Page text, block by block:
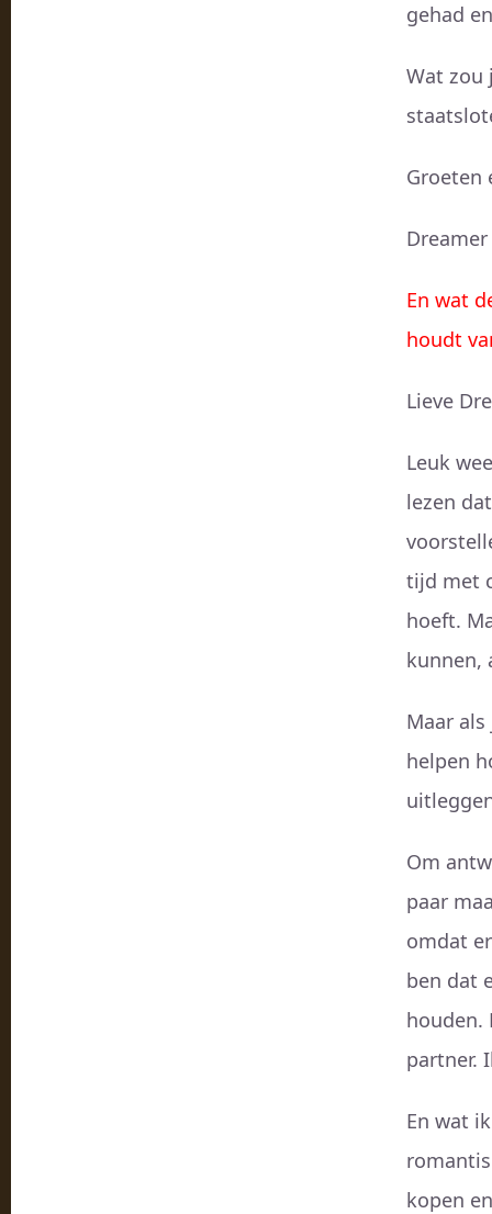
gehad
Wat zou
Groeten
Dreamer
En wat
houdt
Lieve
Leuk
lezen
tijd met
hoeft.
kunnen,
Maar
helpen
Om
paar
omdat
ben dat
houden.
partner.
En wat
kopen